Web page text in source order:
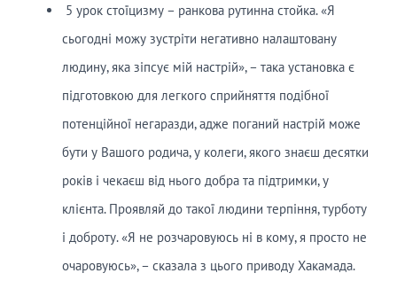
5 урок стоїцизму – ранкова рутинна стойка. «Я
сьогодні можу зустріти негативно налаштовану
людину, яка зіпсує мій настрій», – така установка є
підготовкою для легкого сприйняття подібної
потенційної негаразди, адже поганий настрій може
бути у Вашого родича, у колеги, якого знаєш десятки
років і чекаєш від нього добра та підтримки, у
клієнта. Проявляй до такої людини терпіння, турботу
і доброту. «Я не розчаровуюсь ні в кому, я просто не
очаровуюсь», – сказала з цього приводу Хакамада.